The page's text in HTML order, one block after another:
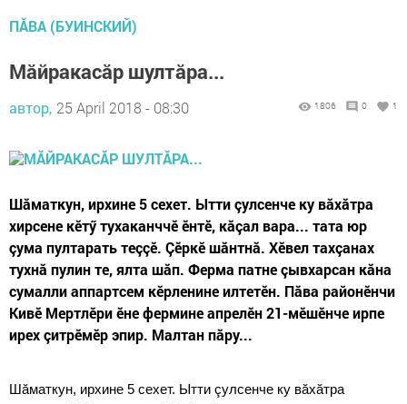
ПĂВА (БУИНСКИЙ)
Мăйракасăр шултăра...
автор, 25 April 2018 - 08:30 1806 0 1
Шăматкун, ирхине 5 сехет. Ытти çулсенче ку вăхăтра
хирсене кӗтӳ тухаканччӗ ӗнтӗ, кăçал вара... тата юр
çума пултарать теççӗ. Çӗркӗ шăнтнă. Хӗвел тахçанах
тухнă пулин те, ялта шăп. Ферма патне çывхарсан кăна
сумалли аппартсем кӗрленине илтетӗн. Пăва районӗнчи
Кивӗ Мертлӗри ӗне фермине апрелӗн 21-мӗшӗнче ирпе
ирех çитрӗмӗр эпир. Малтан пăру...
Шăматкун, ирхине 5 сехет. Ытти çулсенче ку вăхăтра